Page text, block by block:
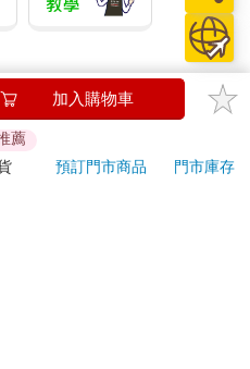
如接獲電話要求您前往
以免受騙上當！
退回商品須為全新狀態**
加入購物車
薦
預訂門市商品
門市庫存